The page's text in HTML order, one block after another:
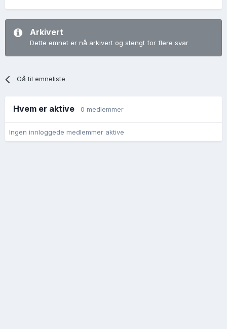
Arkivert
Dette emnet er nå arkivert og stengt for flere svar
Gå til emneliste
Hvem er aktive 0 medlemmer
Ingen innloggede medlemmer aktive